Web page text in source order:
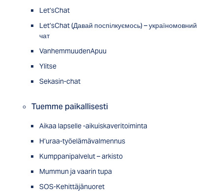
Let’sChat
Let’sChat (Давай поспілкуємось) – україномовний
чат
VanhemmuudenApuu
Ylitse
Sekasin-chat
Tuemme paikallisesti
Aikaa lapselle -aikuiskaveritoiminta
H’uraa-työelämävalmennus
Kumppanipalvelut – arkisto
Mummun ja vaarin tupa
SOS-Kehittäjänuoret